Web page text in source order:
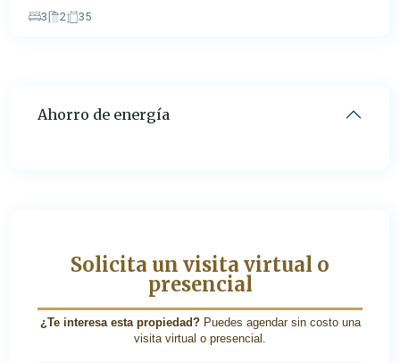
3
2 35
Ahorro de energía
Solicita un visita virtual o
presencial
¿Te interesa esta propiedad?Puedes agendar sin costo una
visita virtual o presencial.